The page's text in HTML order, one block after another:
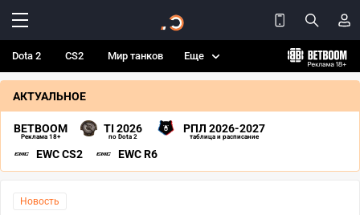
Dota 2 CS2 Мир танков Еще
АКТУАЛЬНОЕ
BETBOOM
Реклама 18+
TI 2026
по Dota 2
РПЛ 2026-2027
таблица и расписание
EWC CS2 EWC R6
Новость